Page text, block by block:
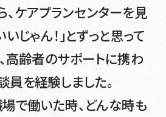
ケアプランセンターを見
じゃん！」とずっと思って
高齢者のサポートに携わ
を経験しました。
で働いた時、どんな時も